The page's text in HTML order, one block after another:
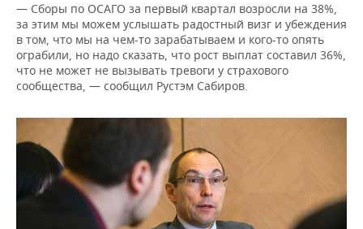
— Сборы по ОСАГО за первый квартал возросли на 38%,
за этим мы можем услышать радостный визг и убеждения
в том, что мы на чем-то зарабатываем и кого-то опять
ограбили, но надо сказать, что рост выплат составил 36%,
что не может не вызывать тревоги у страхового
сообщества, — сообщил Рустэм Сабиров.